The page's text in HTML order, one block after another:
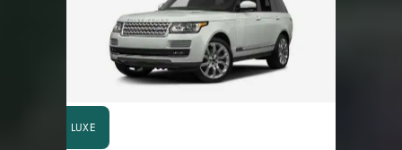
LUXE